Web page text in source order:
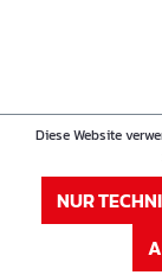
Diese Website
NUR